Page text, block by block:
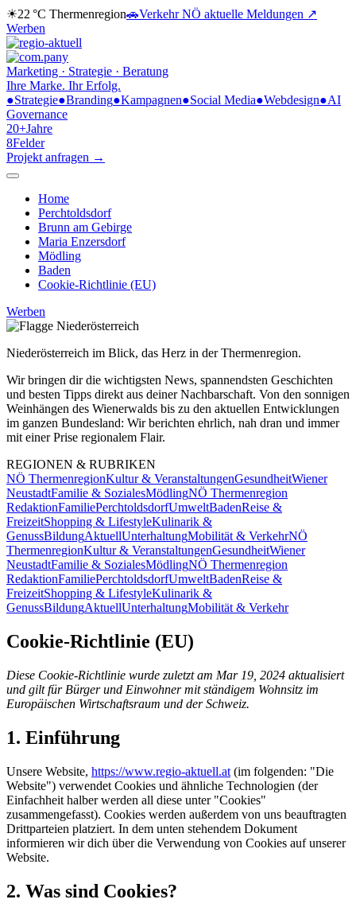
☀22 °C Thermenregion🚗Verkehr NÖ aktuelle Meldungen ↗
Werben
Marketing · Strategie · Beratung
Ihre Marke. Ihr Erfolg.
●Strategie●Branding●Kampagnen●Social Media●Webdesign●AI
Governance
20+Jahre
8Felder
Projekt anfragen →
Home
Perchtoldsdorf
Brunn am Gebirge
Maria Enzersdorf
Mödling
Baden
Cookie-Richtlinie (EU)
Werben
Niederösterreich im Blick, das Herz in der Thermenregion.
Wir bringen dir die wichtigsten News, spannendsten Geschichten
und besten Tipps direkt aus deiner Nachbarschaft. Von den sonnigen
Weinhängen des Wienerwalds bis zu den aktuellen Entwicklungen
im ganzen Bundesland: Wir berichten ehrlich, nah dran und immer
mit einer Prise regionalem Flair.
REGIONEN & RUBRIKEN
NÖ ThermenregionKultur & VeranstaltungenGesundheitWiener
NeustadtFamilie & SozialesMödlingNÖ Thermenregion
RedaktionFamiliePerchtoldsdorfUmweltBadenReise &
FreizeitShopping & LifestyleKulinarik &
GenussBildungAktuellUnterhaltungMobilität & VerkehrNÖ
ThermenregionKultur & VeranstaltungenGesundheitWiener
NeustadtFamilie & SozialesMödlingNÖ Thermenregion
RedaktionFamiliePerchtoldsdorfUmweltBadenReise &
FreizeitShopping & LifestyleKulinarik &
GenussBildungAktuellUnterhaltungMobilität & Verkehr
Cookie-Richtlinie (EU)
Diese Cookie-Richtlinie wurde zuletzt am Mar 19, 2024 aktualisiert
und gilt für Bürger und Einwohner mit ständigem Wohnsitz im
Europäischen Wirtschaftsraum und der Schweiz.
1. Einführung
Unsere Website, https://www.regio-aktuell.at (im folgenden: "Die
Website") verwendet Cookies und ähnliche Technologien (der
Einfachheit halber werden all diese unter "Cookies"
zusammengefasst). Cookies werden außerdem von uns beauftragten
Drittparteien platziert. In dem unten stehendem Dokument
informieren wir dich über die Verwendung von Cookies auf unserer
Website.
2. Was sind Cookies?